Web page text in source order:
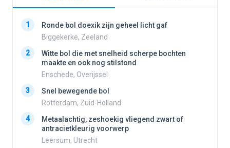
1
Ronde bol doexik zijn geheel licht gaf
Biggekerke, Zeeland
2
Witte bol die met snelheid scherpe bochten
maakte en ook nog stilstond
Enschede, Overijssel
3
Snel bewegende bol
Rotterdam, Zuid-Holland
4
Metaalachtig, zeshoekig vliegend zwart of
antracietkleurig voorwerp
Leersum, Utrecht